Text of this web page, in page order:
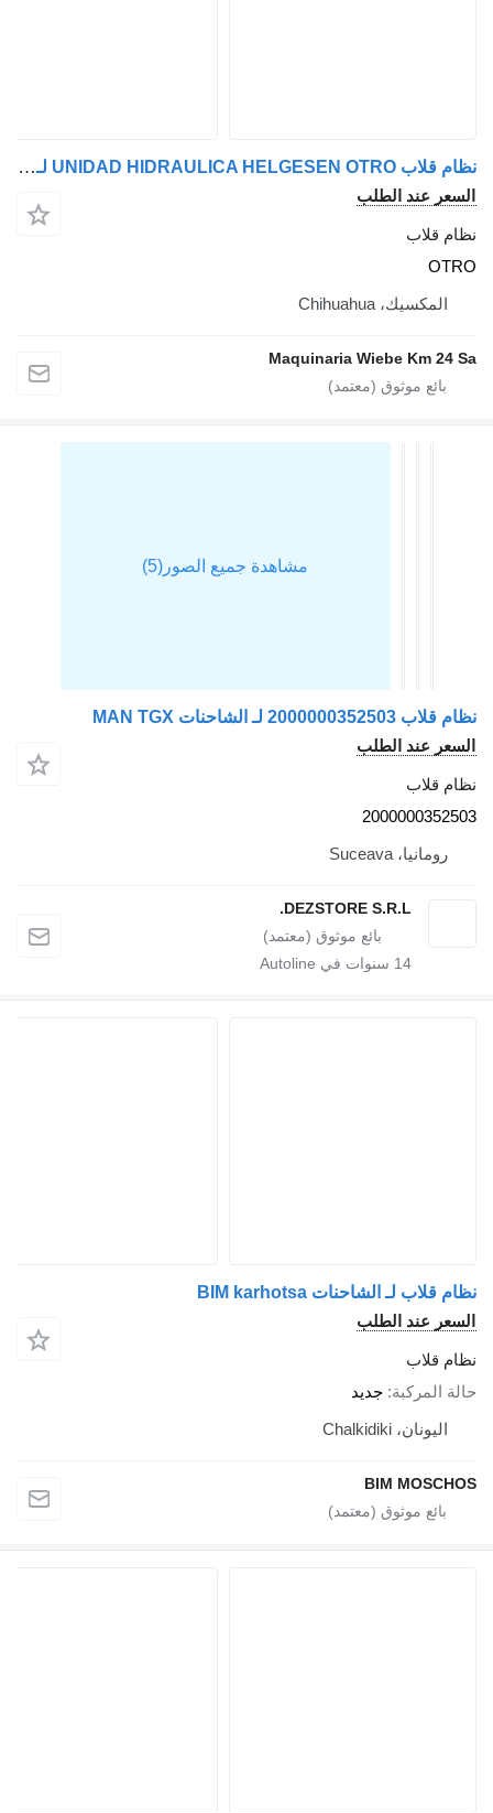
نظام قلاب UNIDAD HIDRAULICA HELGESEN OTRO لـ الشاحنات
السعر عند الطلب
نظام قلاب
OTRO
المكسيك، Chihuahua
Maquinaria Wiebe Km 24 Sa
نظام قلاب 2000000352503 لـ الشاحنات MAN TGX
السعر عند الطلب
نظام قلاب
2000000352503
رومانيا، Suceava
DEZSTORE S.R.L.
14 سنوات في Autoline
نظام قلاب لـ الشاحنات BIM karhotsa
السعر عند الطلب
نظام قلاب
حالة المركبة جديد
اليونان، Chalkidiki
BIM MOSCHOS